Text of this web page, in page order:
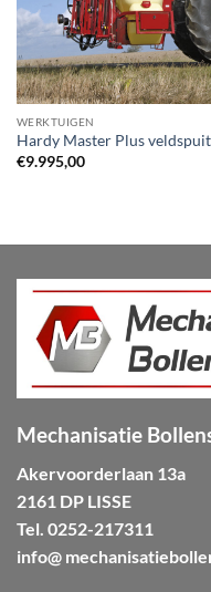
WERKTUIGEN
Hardy Master Plus veldspuit
€9.995,00
Mechanisatie
Akervoorderlaan 13a
2161 DP LISSE
Tel. 0252-217311
info@